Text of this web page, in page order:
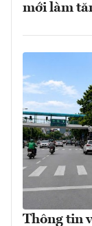
mới làm
Thông tin